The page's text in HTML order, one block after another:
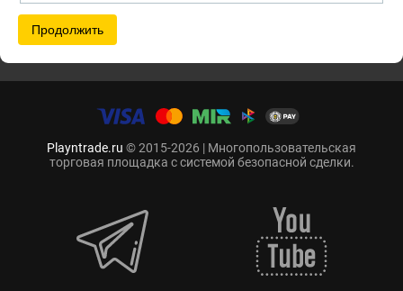
Playntrade.ru © 2015-2026 | Многопользовательская
торговая площадка с системой безопасной сделки.